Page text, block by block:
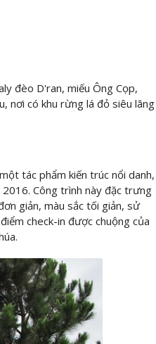
đèo D'ran, miếu Ông Cọp,
nơi có khu rừng lá đỏ siêu lãng
tác phẩm kiến trúc nổi danh,
Công trình này đặc trưng
giản, màu sắc tối giản, sử
check-in được chuộng của